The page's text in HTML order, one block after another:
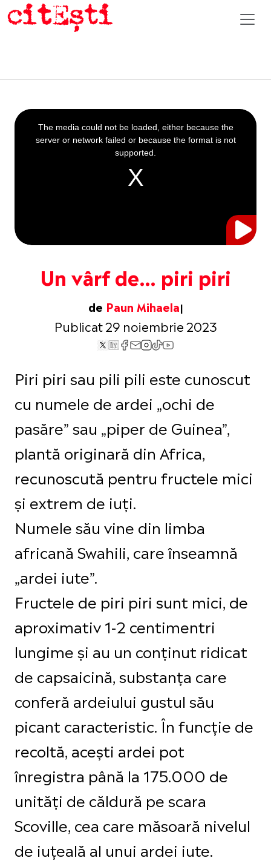
Un vârf de… piri piri
de Paun Mihaela
Publicat 29 noiembrie 2023
This
is
a
The media could not be loaded, either because the
server or network failed or because the format is not
supported.
Piri piri sau pili pili este cunoscut
cu numele de ardei „ochi de
pasăre” sau „piper de Guinea”,
plantă originară din Africa,
recunoscută pentru fructele mici
și extrem de iuți.
Numele său vine din limba
africană Swahili, care înseamnă
„ardei iute”.
Fructele de piri piri sunt mici, de
aproximativ 1-2 centimentri
lungime și au un conținut ridicat
de capsaicină, substanța care
conferă ardeiului gustul său
picant caracteristic. În funcție de
recoltă, acești ardei pot
înregistra până la 175.000 de
unități de căldură pe scara
Scoville, cea care măsoară nivelul
de iuțeală al unui ardei iute.